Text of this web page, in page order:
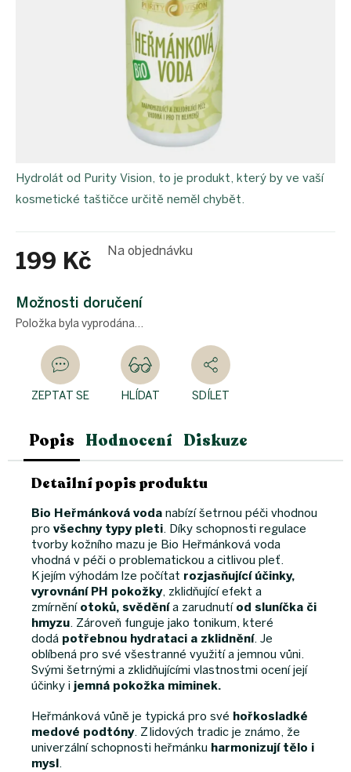
199 Kč
cena:
Na objednávku
Možnosti doručení
Položka byla vyprodána…
Hydrolát od Purity Vision, to je produkt, který by ve vaší
kosmetické taštičce určitě neměl chybět.
ZEPTAT SE HLÍDAT SDÍLET
Popis Hodnocení Diskuze
Detailní popis produktu
Bio Heřmánková voda nabízí šetrnou péči vhodnou
pro všechny typy pleti. Díky schopnosti regulace
tvorby kožního mazu je Bio Heřmánková voda
vhodná v péči o problematickou a citlivou pleť.
K jejím výhodám lze počítat rozjasňující účinky,
vyrovnání PH pokožky, zklidňující efekt a
zmírnění otoků, svědění a zarudnutí od sluníčka či
hmyzu. Zároveň funguje jako tonikum, které
dodá potřebnou hydrataci a zklidnění. Je
oblíbená pro své všestranné využití a jemnou vůni.
Svými šetrnými a zklidňujícími vlastnostmi ocení její
účinky i jemná pokožka miminek.
Heřmánková vůně je typická pro své hořkosladké
medové podtóny. Z lidových tradic je známo, že
univerzální schopnosti heřmánku harmonizují tělo i
mysl .